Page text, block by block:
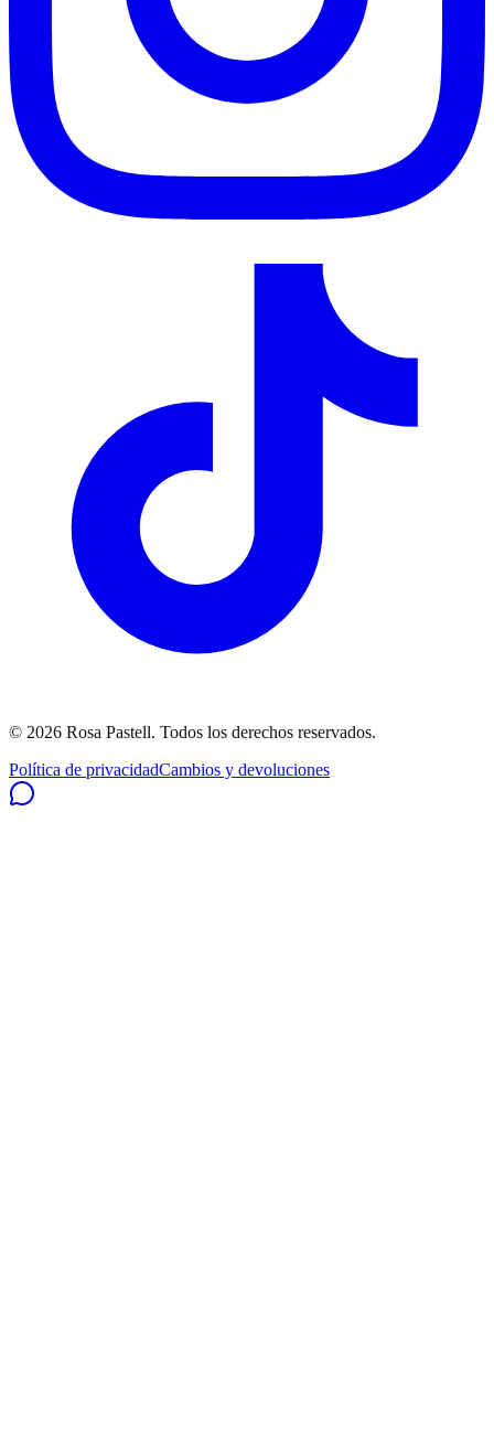
© 2026 Rosa Pastell. Todos los derechos reservados.
Política de privacidadCambios y devoluciones